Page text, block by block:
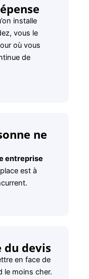
installe
vous le
où vous
de
ne
entreprise
est à
du devis
en face de
le moins cher.